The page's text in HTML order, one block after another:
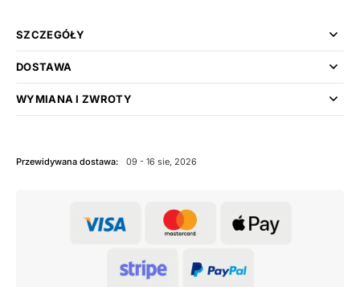
SZCZEGÓŁY
DOSTAWA
WYMIANA I ZWROTY
Przewidywana dostawa: 09 - 16 sie, 2026